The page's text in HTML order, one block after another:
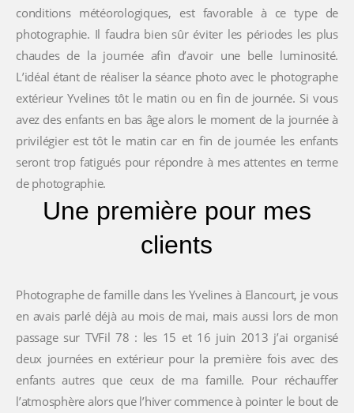
conditions météorologiques, est favorable à ce type de
photographie. Il faudra bien sûr éviter les périodes les plus
chaudes de la journée afin d’avoir une belle luminosité.
L’idéal étant de réaliser la séance photo avec le photographe
extérieur Yvelines tôt le matin ou en fin de journée. Si vous
avez des enfants en bas âge alors le moment de la journée à
privilégier est tôt le matin car en fin de journée les enfants
seront trop fatigués pour répondre à mes attentes en terme
de photographie.
Une première pour mes
clients
Photographe de famille dans les Yvelines à Elancourt, je vous
en avais parlé déjà au mois de mai, mais aussi lors de mon
passage sur TVFil 78 : les 15 et 16 juin 2013 j’ai organisé
deux journées en extérieur pour la première fois avec des
enfants autres que ceux de ma famille. Pour réchauffer
l’atmosphère alors que l’hiver commence à pointer le bout de